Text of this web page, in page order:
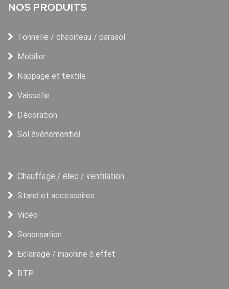
NOS PRODUITS
Tonnelle / chapiteau / parasol
Mobilier
Nappage et textile
Vaisselle
Décoration
Sol événementiel
Chauffage / élec / ventilation
Stand et accessoires
Vidéo
Sonorisation
Eclairage / machine à effet
BTP